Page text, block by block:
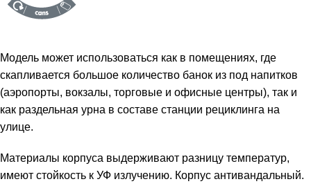
Модель может использоваться как в помещениях, где
скапливается большое количество банок из под напитков
(аэропорты, вокзалы, торговые и офисные центры), так и
как раздельная урна в составе станции рециклинга на
улице.
Материалы корпуса выдерживают разницу температур,
имеют стойкость к УФ излучению. Корпус антивандальный.